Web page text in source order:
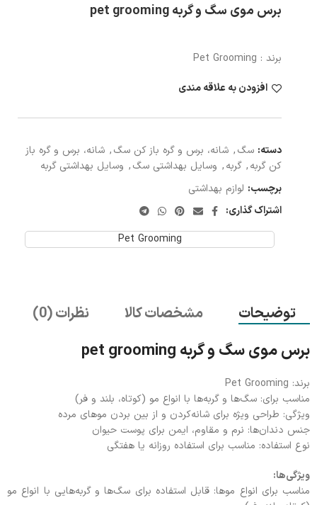
برس موی سگ و گربه pet grooming
برند : Pet Grooming
افزودن به علاقه مندی
دسته: سگ, شانه، برس و گره باز کن سگ, شانه، برس و گره باز
کن گربه, گربه, وسایل بهداشتی سگ, وسایل بهداشتی گربه
برچسب: لوازم بهداشتی
اشتراک گذاری:
Pet Grooming
توضیحات مشخصات کالا نظرات (0)
برس موی سگ و گربه pet grooming
برند: Pet Grooming
مناسب برای: سگ‌ها و گربه‌ها با انواع مو (کوتاه، بلند و فر)
ویژگی: طراحی ویژه برای شانه‌کردن و از بین بردن موهای مرده
جنس دندان‌ها: نرم و مقاوم، ایمن برای پوست حیوان
نوع استفاده: مناسب برای استفاده روزانه یا هفتگی
ویژگی‌ها:
مناسب برای انواع موها: قابل استفاده برای سگ‌ها و گربه‌هایی با انواع مو